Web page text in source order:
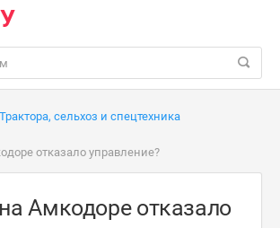
Трактора, сельхоз и спецтехника
отказало управление?
Амкодоре отказало